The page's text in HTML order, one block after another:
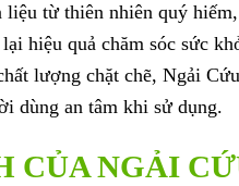
liệu từ thiên nhiên quý
hiệu quả chăm sóc sức
lượng chặt chẽ, Ngải
dùng an tâm khi sử dụng.
CỦA NGẢI